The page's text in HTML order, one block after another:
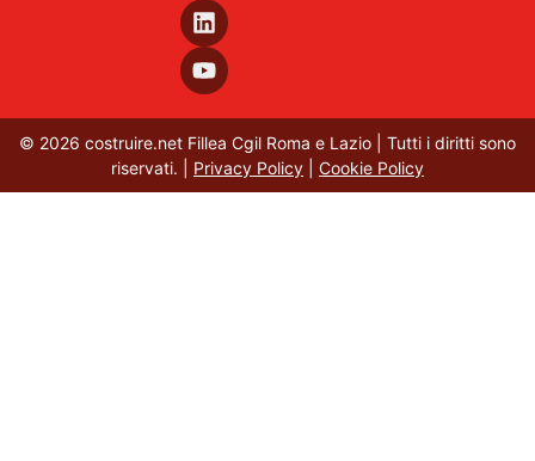
© 2026 costruire.net Fillea Cgil Roma e Lazio | Tutti i diritti sono
riservati. | Privacy Policy Cookie Policy